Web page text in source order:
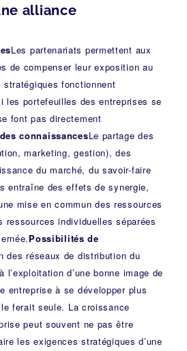
alliance
Les partenariats permettent aux
de compenser leur exposition au
fonctionnent
les portefeuilles des entreprises se
font pas directement
connaissancesLe partage des
marketing, gestion), des
du marché, du savoir-faire
entraîne des effets de synergie,
mise en commun des ressources
ressources individuelles séparées
Possibilités de
des réseaux de distribution du
l’exploitation d’une bonne image de
entreprise à se développer plus
le ferait seule. La croissance
peut souvent ne pas être
les exigences stratégiques d’une